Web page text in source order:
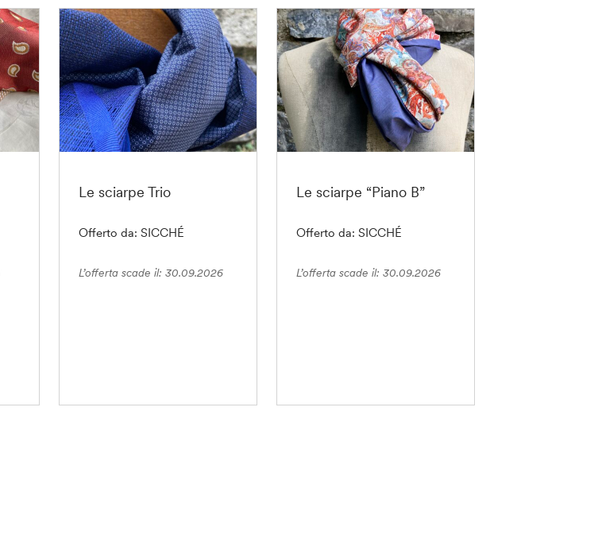
Le sciarpe Trio
Offerto da: SICCHÉ
L’offerta scade il: 30.09.2026
Le sciarpe “Piano B”
Offerto da: SICCHÉ
L’offerta scade il: 30.09.2026